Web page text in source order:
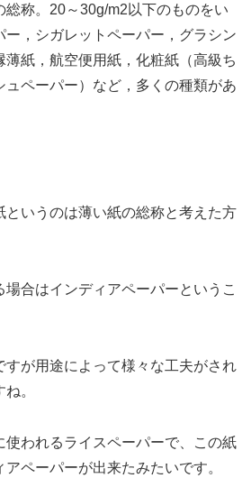
総称。20～30g/m2以下のものをい
ー，シガレットペーパー，グラシン
紙，航空便用紙，化粧紙（高級ち
ュペーパー）など，多くの種類があ
というのは薄い紙の総称と考えた方
合はインディアペーパーというこ
すが用途によって様々な工夫がされ
。
使われるライスペーパーで、この紙
ペーパーが出来たみたいです。